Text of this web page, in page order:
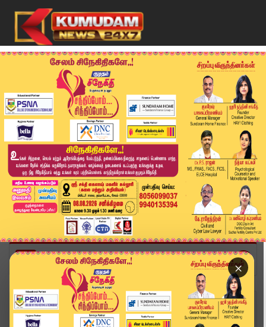
×
Home
அரசியல்
அதிக சீட் கேட்கும் காங்கிரஸ்.. திமுக தலைவர் ஸ்ட...